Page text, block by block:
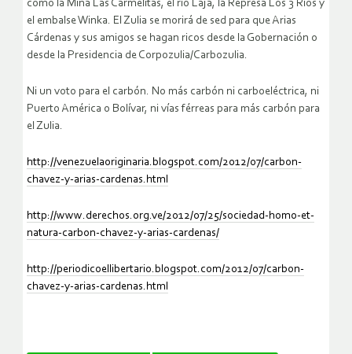
como la Mina Las Carmelitas, el río Laja, la Represa Los 3 Ríos y
el embalse Winka. El Zulia se morirá de sed para que Arias
Cárdenas y sus amigos se hagan ricos desde la Gobernación o
desde la Presidencia de Corpozulia/Carbozulia.
Ni un voto para el carbón. No más carbón ni carboeléctrica, ni
Puerto América o Bolívar, ni vías férreas para más carbón para
el Zulia.
http://venezuelaoriginaria.blogspot.com/2012/07/carbon-
chavez-y-arias-cardenas.html
http://www.derechos.org.ve/2012/07/25/sociedad-homo-et-
natura-carbon-chavez-y-arias-cardenas/
http://periodicoellibertario.blogspot.com/2012/07/carbon-
chavez-y-arias-cardenas.html